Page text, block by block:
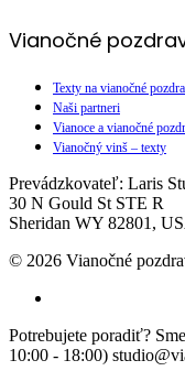
Vianočné
Texty na vianočné
Naši partneri
Vianoce a vianočné
Vianočný vinš – texty
Prevádzkovateľ: Laris
30 N Gould St STE R
Sheridan WY 82801,
© 2026 Vianočné
Close
Menu
Potrebujete poradiť?
10:00 - 18:00)